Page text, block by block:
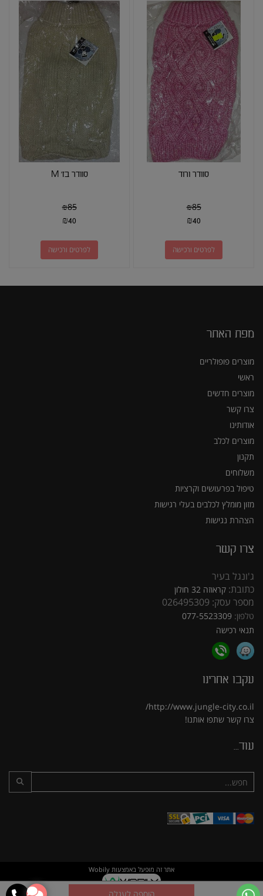
סוודר ורוד
₪85
₪40
לפרטים ורכישה
סוודר בז' M
₪85
₪40
לפרטים ורכישה
מפת האתר
מוצרים פופולריים
ראשי
מוצרים חדשים
צרו קשר
אודותינו
מוצרים לכלב
תקנון
משלוחים
טיפול בפרעושים וקרציות
מזון מומלץ לכלבים בעלי רגישות
הצהרת נגישות
צרו קשר
ג'ונגל בעיר
כתובת: קראוזה 32 חולון
מספר עסק: 026495309
טלפון: 077-5523309
תנאי רכישה
עקבו אחרינו
http://www.jungle-city.co.il/
צרו קשר שתפו אותנו!
עוד...
אתר זה מופעל באמצעות Wobily
חנות וירטואלית | אתר אינטרנט